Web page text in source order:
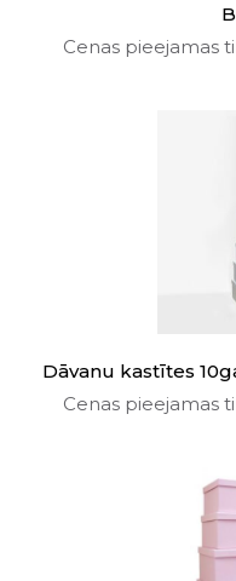
Cenas pieejamas
Dāvanu kastītes
Cenas pieejamas